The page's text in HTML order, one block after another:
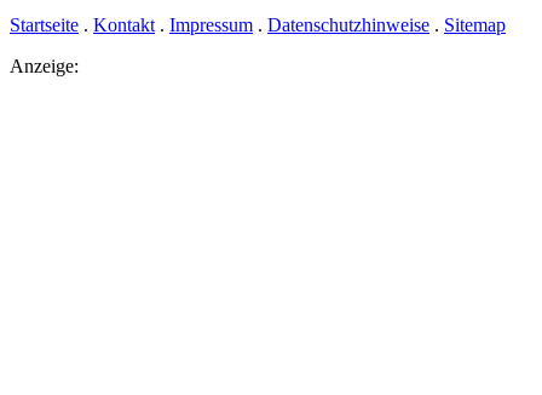
Startseite . Kontakt . Impressum . Datenschutzhinweise . Sitemap
Anzeige: